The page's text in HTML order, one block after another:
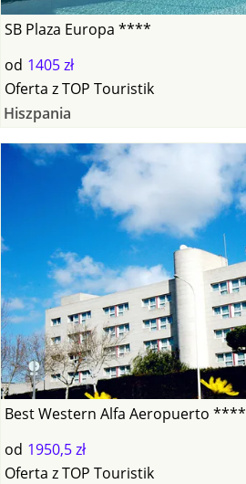
SB Plaza Europa ****
od 1405 zł
Oferta zTOP Touristik
Hiszpania
Best Western Alfa Aeropuerto ****
od 1950,5 zł
Oferta zTOP Touristik